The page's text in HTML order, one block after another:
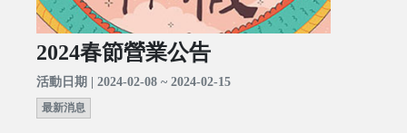
2024春節營業公告
活動日期 | 2024-02-08 ~ 2024-02-15
最新消息